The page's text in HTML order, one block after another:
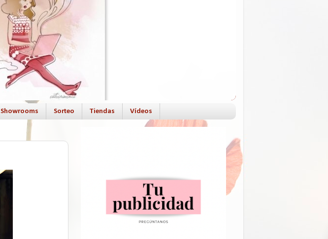
Showrooms Sorteo Tiendas Vídeos